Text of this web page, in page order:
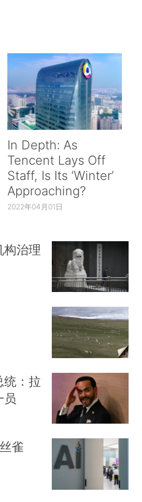
In Depth: As
Tencent Lays Off
Staff, Is Its ‘Winter’
Approaching?
2022年04月01日
构治理
统：拉
员
雀